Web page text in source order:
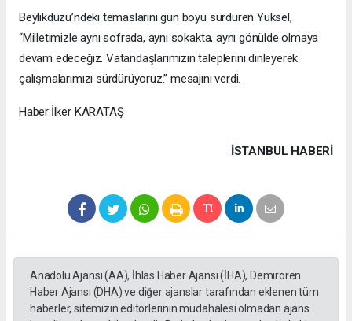
Beylikdüzü’ndeki temaslarını gün boyu sürdüren Yüksel,
“Milletimizle aynı sofrada, aynı sokakta, aynı gönülde olmaya
devam edeceğiz. Vatandaşlarımızın taleplerini dinleyerek
çalışmalarımızı sürdürüyoruz.” mesajını verdi.
Haber:İlker KARATAŞ
İSTANBUL HABERİ
Anadolu Ajansı (AA), İhlas Haber Ajansı (İHA), Demirören
Haber Ajansı (DHA) ve diğer ajanslar tarafından eklenen tüm
haberler, sitemizin editörlerinin müdahalesi olmadan ajans